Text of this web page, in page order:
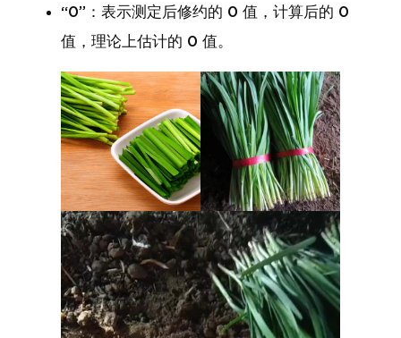
“0”：表示测定后修约的 0 值，计算后的 0
值，理论上估计的 0 值。